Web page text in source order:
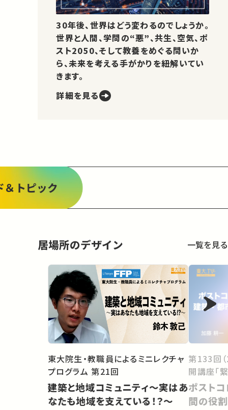
30年後、世界はどう変わるのでしょうか。
世界と人間、学問の“悪”、共生、空気、ポ
スト2050、そして教養をめぐる問いか
ら、未来を考える手がかりを紐解いてい
きます。
詳細を見る
＆トピック
居場所のデザイン 一覧を見る
東大院生・教職員によるミニレクチャ
プログラム 第21回
建築と地域コミュニティ～実はあ
なたも地域を支えている！？～
第133回
開講座「
ポスト
間の役割